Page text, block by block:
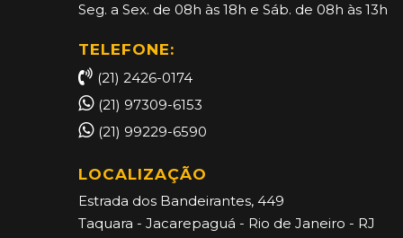
Seg. a Sex. de 08h às 18h e Sáb. de 08h às 13h
TELEFONE:
(21) 2426-0174
(21) 97309-6153
(21) 99229-6590
LOCALIZAÇÃO
Estrada dos Bandeirantes, 449
Taquara - Jacarepaguá - Rio de Janeiro - RJ